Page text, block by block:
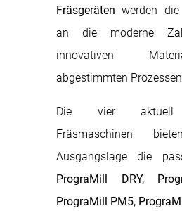
Fräsgeräten werden die
an die moderne
innovativen
abgestimmten
Die vier aktuell
Fräsmaschinen
Ausgangslage die
PrograMill DRY,
PrograMill PM5,